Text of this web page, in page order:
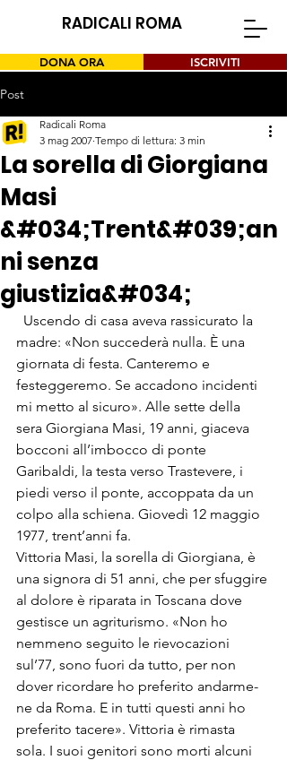
RADICALI ROMA
DONA ORA ISCRIVITI
Post
La sorella di Giorgiana
Masi
&#034;Trent&#039;an
ni senza
giustizia&#034;
Radicali Roma
3 mag 2007 Tempo di lettura: 3 min
Uscendo di casa aveva rassicurato la
madre: «Non suc­cederà nulla. È una
giornata di fe­sta. Canteremo e
festeggeremo. Se accadono incidenti
mi metto al sicuro». Alle sette della
sera Giorgiana Masi, 19 anni, giaceva
bocconi all’imbocco di ponte
Garibaldi, la testa verso Trastevere, i
piedi verso il ponte, accoppata da un
colpo alla schiena. Giovedì 12 maggio
1977, trent’anni fa.
Vittoria Masi, la sorella di Gior­giana, è
una signora di 51 anni, che per sfuggire
al dolore è ripa­rata in Toscana dove
gestisce un agriturismo. «Non ho
nemmeno seguito le rievocazioni
sul’77, so­no fuori da tutto, per non
dover ricordare ho preferito andarme­
ne da Roma. E in tutti questi anni ho
preferito tacere». Vittoria è ri­masta
sola. I suoi genitori sono morti alcuni